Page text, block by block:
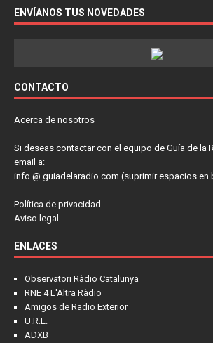
ENVÍANOS TUS NOVEDADES
CONTACTO
Acerca de nosotros
Si deseas contactar con el equipo de Guía de la
email a:
info @ guiadelaradio.com (suprimir espacios en
Política de privacidad
Aviso legal
ENLACES
Observatori Ràdio Catalunya
RNE 4 L'Altra Ràdio
Amigos de Radio Exterior
U.R.E.
ADXB